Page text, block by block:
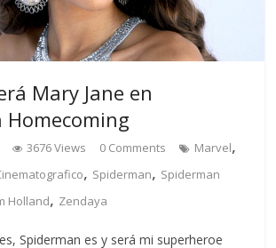
Mary Jane en
Homecoming
3676 Views 0 Comments Marvel,
, Spiderman, Spiderman
Holland, Zendaya
Spiderman es y será mi superheroe